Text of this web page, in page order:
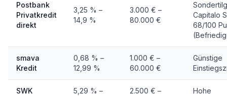
Postbank
Privatkredit
direkt
3,25 % –
14,9 %
3.000 € –
80.000 €
Capitalo
68/100
smava
Kredit
0,68 % –
12,99 %
1.000 € –
60.000 €
Günstige
SWK
5,29 % –
2.500 € –
Hohe